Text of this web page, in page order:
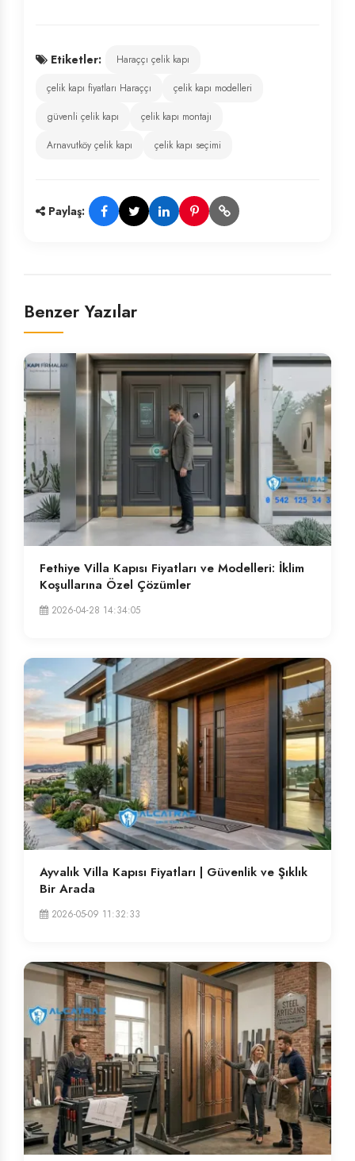
Etiketler:
Haraççı çelik kapı
çelik kapı fiyatları Haraççı
çelik kapı modelleri
güvenli çelik kapı
çelik kapı montajı
Arnavutköy çelik kapı
çelik kapı seçimi
Paylaş:
Benzer Yazılar
Fethiye Villa Kapısı Fiyatları ve Modelleri: İklim
Koşullarına Özel Çözümler
2026-04-28 14:34:05
Ayvalık Villa Kapısı Fiyatları | Güvenlik ve Şıklık
Bir Arada
2026-05-09 11:32:33